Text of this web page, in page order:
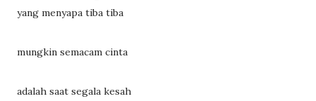
yang menyapa tiba tiba
mungkin semacam cinta
adalah saat segala kesah